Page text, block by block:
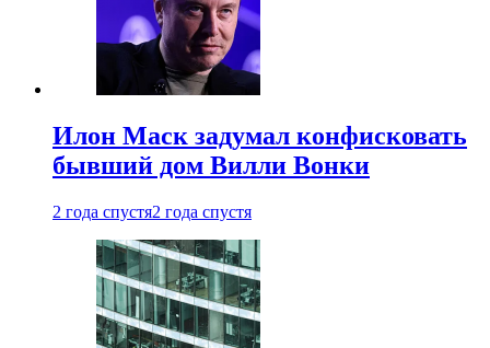
Илон Маск задумал конфисковать
бывший дом Вилли Вонки
2 года спустя2 года спустя